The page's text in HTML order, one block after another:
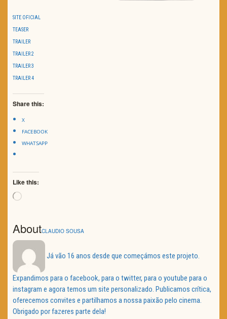
SITE OFICIAL
TEASER
TRAILER
TRAILER 2
TRAILER 3
TRAILER 4
Share this:
X
FACEBOOK
WHATSAPP
Like this:
Loading…
AboutCLAUDIO SOUSA
Já vão 16 anos desde que começámos este projeto.
Expandimos para o facebook, para o twitter, para o youtube para o
instagram e agora temos um site personalizado. Publicamos crítica,
oferecemos convites e partilhamos a nossa paixão pelo cinema.
Obrigado por fazeres parte dela!